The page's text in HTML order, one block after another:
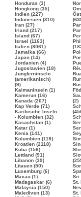
Honduras (3)
Hongkong (35)
Indien (227)
Indonesien (310)
Iran (27)
Irland (217)
Island (67)
Israel (1163)
Italien (8061)
Jamaika (66)
Japan (14)
Jordanien (4)
Jugoslawien (18)
Jungferninseln
(amerikanisch)
(9)
Kaimaninseln (1)
Kamerun (16)
Kanada (207)
Kap Verde (71)
Karibische Inseln
- Kolumbien (32)
Kasachstan (1)
Katar (1)
Kenia (141)
Kolumbien (119)
Kroatien (2118)
Kuba (156)
Lettland (91)
Libanon (39)
Litauen (50)
Luxemburg (6)
Macau (1)
Madagaskar (6)
Malaysia (150)
Malediven (13)
(2)
Sri
St.
St.